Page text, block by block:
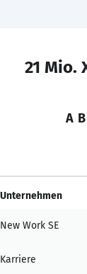
21 Mio.
A B
Unternehmen
New Work SE
Karriere